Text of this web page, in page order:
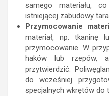
samego materiału,
istniejącej zabudowy
Przymocowanie
materiał, np. tkaninę
przymocowanie. W
haków lub rzepów,
przytwierdzić.
do wcześniej
specjalnych wkrętów do